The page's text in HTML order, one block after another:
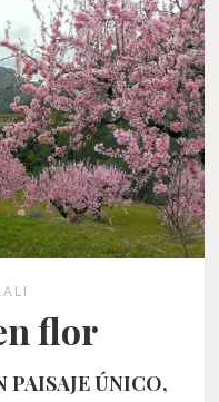
flor
PAISAJE ÚNICO,